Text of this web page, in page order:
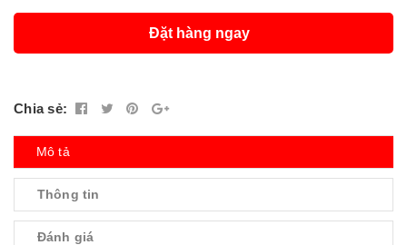
Đặt hàng ngay
Chia sẻ:
Mô tả
Thông tin
Đánh giá